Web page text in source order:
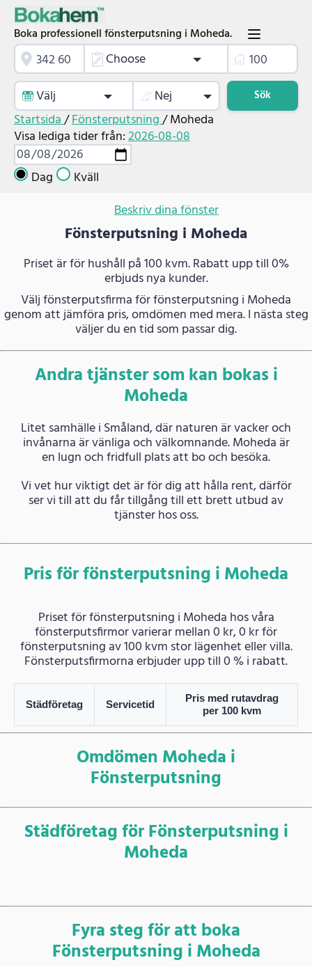
Boka professionell fönsterputsning i Moheda.
Choose
Välj
Nej Sök
Startsida/Fönsterputsning/Moheda
Visa lediga tider från:2026-08-08
Dag
Kväll
Beskriv dina fönster
Fönsterputsning i Moheda
Priset är för hushåll på 100 kvm. Rabatt upp till 0%
erbjuds nya kunder.
Välj fönsterputsfirma för fönsterputsning i Moheda
genom att jämföra pris, omdömen med mera. I nästa steg
väljer du en tid som passar dig.
Andra tjänster som kan bokas i
Moheda
Litet samhälle i Småland, där naturen är vacker och
invånarna är vänliga och välkomnande. Moheda är
en lugn och fridfull plats att bo och besöka.
Vi vet hur viktigt det är för dig att hålla rent, därför
ser vi till att du får tillgång till ett brett utbud av
tjänster hos oss.
Pris för fönsterputsning i Moheda
Priset för fönsterputsning i Moheda hos våra
fönsterputsfirmor varierar mellan 0 kr, 0 kr för
fönsterputsning av 100 kvm stor lägenhet eller villa.
Fönsterputsfirmorna erbjuder upp till 0 % i rabatt.
Städföretag Servicetid
Pris med rutavdrag
per 100 kvm
Omdömen Moheda i
Fönsterputsning
Städföretag för Fönsterputsning i
Moheda
Fyra steg för att boka
Fönsterputsning i Moheda